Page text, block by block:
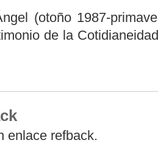
(otoño 1987-
de la
enlace refback.